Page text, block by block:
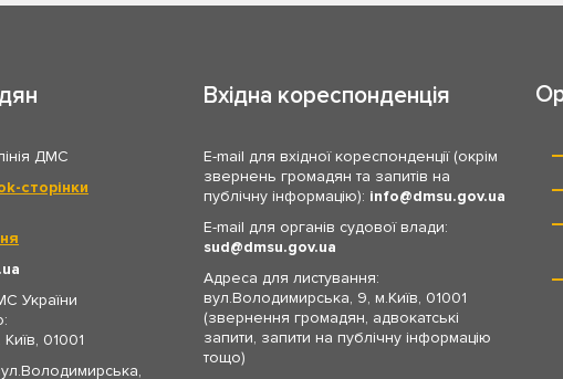
ДМС
сторінки
України
01001
Вхідна кореспонденція
E-mail для вхідної кореспонденції (окрім
звернень громадян та запитів на
публічну інформацію): info
dmsu.gov.ua
E-mail для органів судової влади:
sud
dmsu.gov.ua
Адреса для листування:
вул.Володимирська, 9, м.Київ, 01001
(звернення громадян, адвокатські
запити, запити на публічну інформацію
тощо)